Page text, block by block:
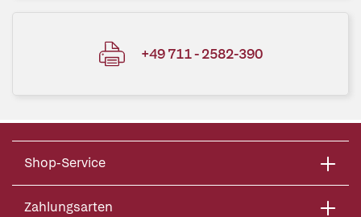
+49 711 - 2582-390
Shop-Service
Zahlungsarten